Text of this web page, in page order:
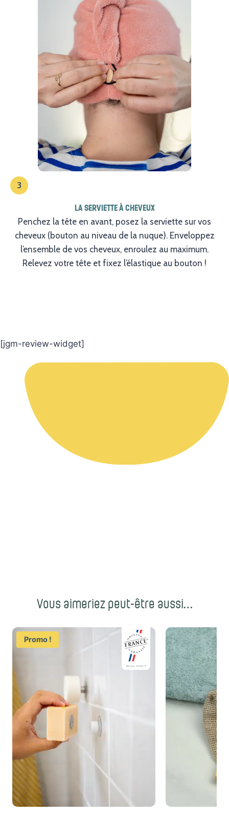
3
LA SERVIETTE À CHEVEUX
Penchez la tête en avant, posez la serviette sur vos
cheveux (bouton au niveau de la nuque). Enveloppez
l’ensemble de vos cheveux, enroulez au maximum.
Relevez votre tête et fixez l’élastique au bouton !
[jgm-review-widget]
Vous aimeriez peut-être aussi…
Promo !